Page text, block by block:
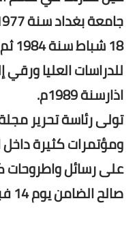
18
اذارسنة 1989م.
تولى رئاسة تحرير
ومؤتمرات كثيرة
على رسائل واطروحات
صالح الضامن يوم 14 فبراير 2013م.